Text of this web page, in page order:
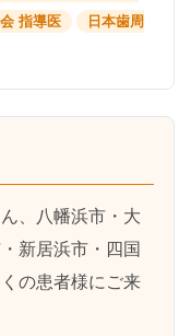
指導医
日本歯周
、
八幡浜市・大
新居浜市・四国
の患者様にご来